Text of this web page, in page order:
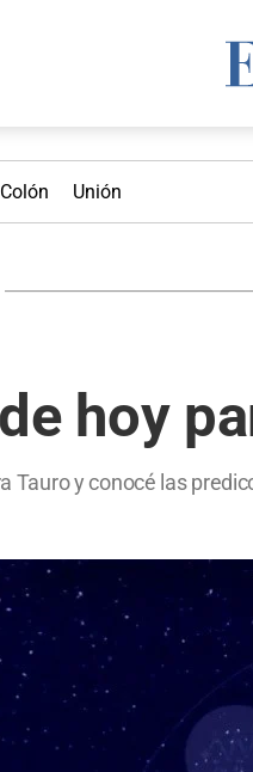
Colón Unión
hoy
Tauro y conocé las